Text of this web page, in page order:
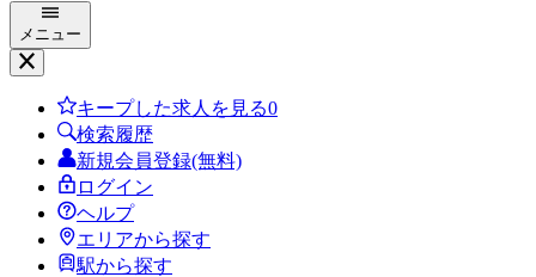
メニュー
キープした求人を見る0
検索履歴
新規会員登録(無料)
ログイン
ヘルプ
エリアから探す
駅から探す